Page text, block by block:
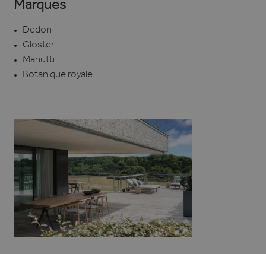
Marques
Dedon
Gloster
Manutti
Botanique royale